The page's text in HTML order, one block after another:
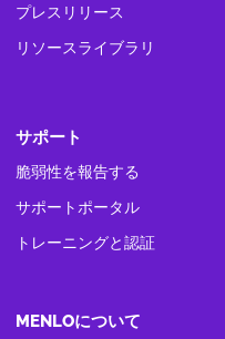
プレスリリース
リソースライブラリ
サポート
脆弱性を報告する
サポートポータル
トレーニングと認証
MENLOについて